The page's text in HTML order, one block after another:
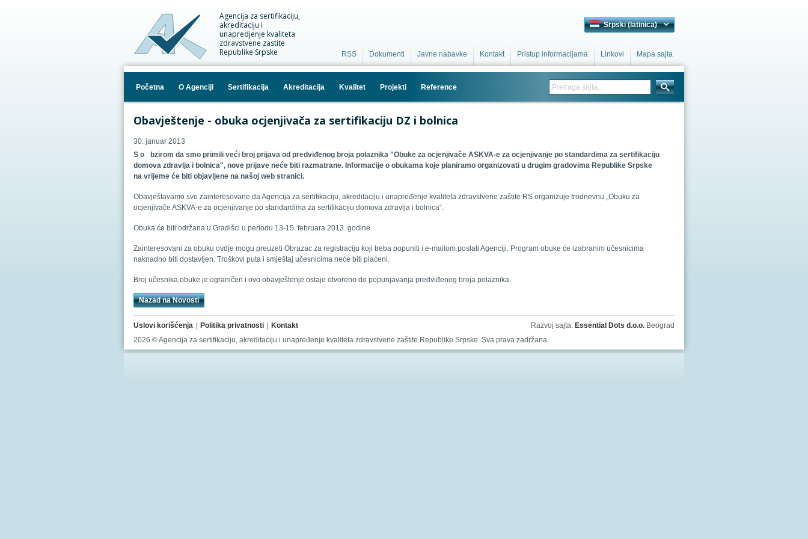
Agencija za sertifikaciju,
akreditaciju i
unapredjenje kvaliteta
zdravstvene zastite
Republike Srpske
Početna O Agenciji Sertifikacija Akreditacija Kvalitet Projekti Reference
Srpski (latinica)
RSS Dokumenti Javne nabavke Kontakt Pristup informacijama Linkovi Mapa sajta
Obavještenje - obuka ocjenjivača za sertifikaciju DZ i bolnica
30. januar 2013
S o
bzirom da smo primili veći broj prijava od predviđenog broja polaznika "Obuke za ocjenjivače ASKVA-e za ocjenjivanje po standardima za sertifikaciju
domova zdravlja i bolnica", nove prijave neće biti razmatrane. Informacije o obukama koje planiramo organizovati u drugim gradovima Republike Srpske
na vrijeme će biti objavljene na našoj web stranici.
Obavještavamo sve zainteresovane da Agencija za sertifikaciju, akreditaciju i unapređenje kvaliteta zdravstvene zaštite RS organizuje trodnevnu „Obuku za
ocjenjivače ASKVA-e za ocjenjivanje po standardima za sertifikaciju domova zdravlja i bolnica“.
Obuka će biti održana u Gradišci u periodu 13-15. februara 2013. godine.
Zainteresovani za obuku ovdje mogu preuzeti Obrazac za registraciju koji treba popuniti i e-mailom poslati Agenciji. Program obuke će izabranim učesnicima
naknadno biti dostavljen. Troškovi puta i smještaj učesnicima neće biti plaćeni.
Broj učesnika obuke je ograničen i ovo obavještenje ostaje otvoreno do popunjavanja predviđenog broja polaznika.
Nazad na Novosti
Uslovi korišćenja Politika privatnosti Kontakt Razvoj sajta: Essential Dots d.o.o. Beograd
2026 © Agencija za sertifikaciju, akreditaciju i unapređenje kvaliteta zdravstvene zaštite Republike Srpske. Sva prava zadržana.